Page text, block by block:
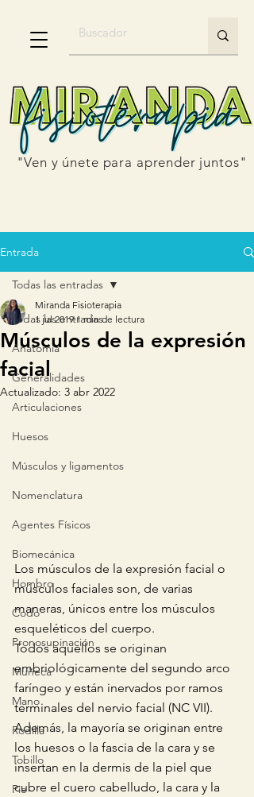
"Ven y únete para aprender juntos"
Entrada
Todas las entradas
Anatomía
Generalidades
Articulaciones
Huesos
Músculos y ligamentos
Nomenclatura
Agentes Físicos
Biomecánica
Hombro
Codo
Pronosupinación
Muñeca
Mano
Rodilla
Tobillo
Pie
Todas las entradas
Músculos de la expresión
facial
Miranda Fisioterapia
1 jul 2019 1 min de lectura
Actualizado: 3 abr 2022
Los músculos de la expresión facial o
músculos faciales son, de varias
maneras, únicos entre los músculos
esqueléticos del cuerpo.
Todos aquellos se originan
embriológicamente del segundo arco
faríngeo y están inervados por ramos
terminales del nervio facial (NC VII).
Además, la mayoría se originan entre
los huesos o la fascia de la cara y se
insertan en la dermis de la piel que
cubre el cuero cabelludo, la cara y la